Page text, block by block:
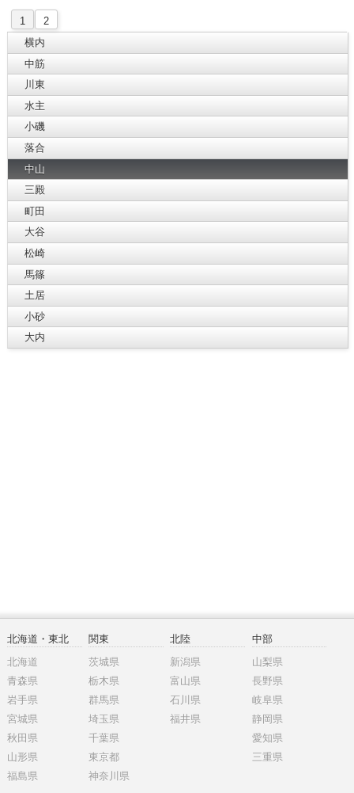
1
2
横内
中筋
川東
水主
小磯
落合
中山
三殿
町田
大谷
松崎
馬篠
土居
小砂
大内
北海道・東北
北海道
青森県
岩手県
宮城県
秋田県
山形県
福島県
関東
茨城県
栃木県
群馬県
埼玉県
千葉県
東京都
神奈川県
北陸
新潟県
富山県
石川県
福井県
中部
山梨県
長野県
岐阜県
静岡県
愛知県
三重県